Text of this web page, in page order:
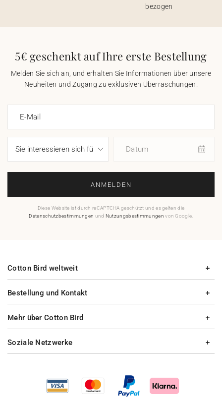
bezogen
5€ geschenkt auf Ihre erste Bestellung
Melden Sie sich an, und erhalten Sie Informationen über unsere
Neuheiten und Zugang zu exklusiven Überraschungen.
E-Mail
Datum
ANMELDEN
Diese Website ist durch reCAPTCHA geschützt und es gelten die
Datenschutzbestimmungen und Nutzungsbestimmungen von Google.
Bestellung und Kontakt
Mehr über Cotton Bird
Cotton Bird weltweit
Soziale Netzwerke